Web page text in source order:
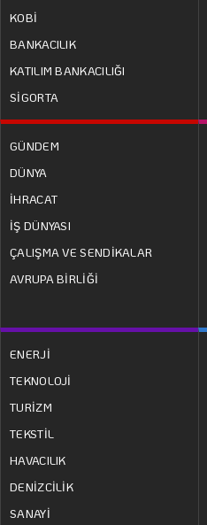
KOBİ
BANKACILIK
KATILIM BANKACILIĞI
SİGORTA
GÜNDEM
DÜNYA
İHRACAT
İŞ DÜNYASI
ÇALIŞMA VE SENDİKALAR
AVRUPA BİRLİĞİ
ENERJİ
TEKNOLOJİ
TURİZM
TEKSTİL
HAVACILIK
DENİZCİLİK
SANAYİ